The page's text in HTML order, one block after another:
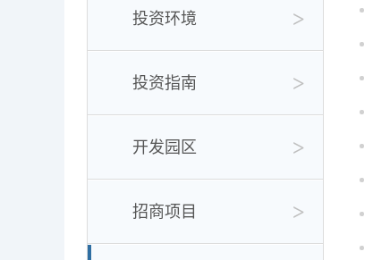
投资环境
投资指南
开发园区
招商项目